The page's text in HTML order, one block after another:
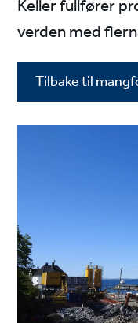
Keller fullfører
verden med
Tilbake til